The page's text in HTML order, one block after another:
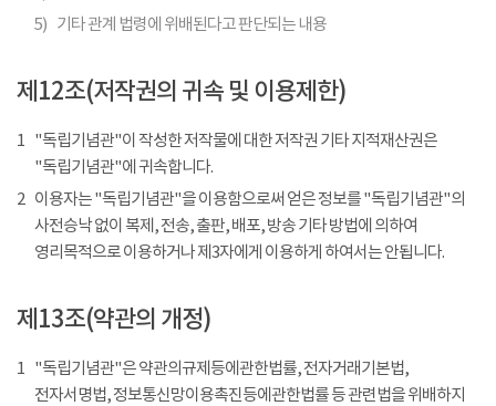
5) 기타 관계 법령에 위배된다고 판단되는 내용
제12조(저작권의 귀속 및 이용제한)
1 "독립기념관"이 작성한 저작물에 대한 저작권 기타 지적재산권은
"독립기념관"에 귀속합니다.
2 이용자는 "독립기념관"을 이용함으로써 얻은 정보를 "독립기념관"의
사전승낙 없이 복제, 전송, 출판, 배포, 방송 기타 방법에 의하여
영리목적으로 이용하거나 제3자에게 이용하게 하여서는 안됩니다.
제13조(약관의 개정)
1 "독립기념관"은 약관의규제등에관한법률, 전자거래기본법,
전자서명법, 정보통신망이용촉진등에관한법률 등 관련법을 위배하지